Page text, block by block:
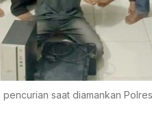
saat diamankan